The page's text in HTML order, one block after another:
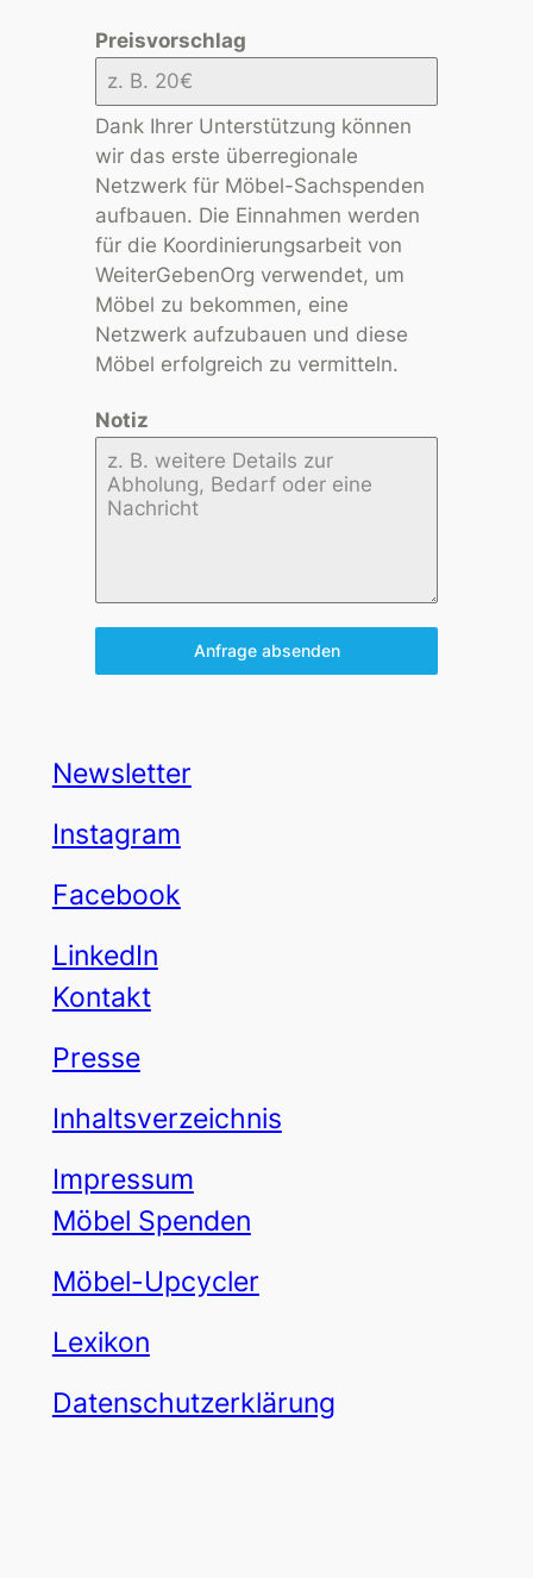
Preisvorschlag
Dank Ihrer Unterstützung können
wir das erste überregionale
Netzwerk für Möbel-Sachspenden
aufbauen. Die Einnahmen werden
für die Koordinierungsarbeit von
WeiterGebenOrg verwendet, um
Möbel zu bekommen, eine
Netzwerk aufzubauen und diese
Möbel erfolgreich zu vermitteln.
Notiz
Anfrage absenden
Newsletter
Instagram
Facebook
LinkedIn
Kontakt
Presse
Inhaltsverzeichnis
Impressum
Möbel Spenden
Möbel-Upcycler
Lexikon
Datenschutzerklärung